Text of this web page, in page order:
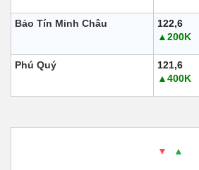
Bảo Tín Minh Châu
122,6
▲200K
Phú Quý
121,6
▲400K
▼ ▲